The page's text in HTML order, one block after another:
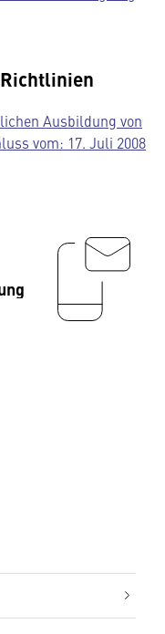
Ausbildung von
vom: 17. Juli 2008